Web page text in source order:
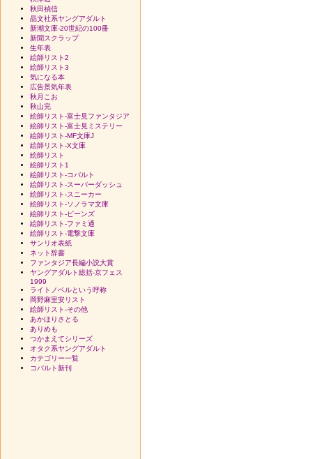
秋田禎信
晶文社系ヤングアダルト
新潮文庫-20世紀の100冊
新聞スクラップ
生年表
絵師リスト2
絵師リスト3
気になる本
広告景気年表
秋月こお
秋山完
絵師リスト-富士見ファンタジア
絵師リスト-富士見ミステリー
絵師リスト-MF文庫J
絵師リスト-X文庫
絵師リスト
絵師リスト1
絵師リスト-コバルト
絵師リスト-スーパーダッシュ
絵師リスト-スニーカー
絵師リスト-ソノラマ文庫
絵師リスト-ビーンズ
絵師リスト-ファミ通
絵師リスト-電撃文庫
サンリオ表紙
ネット辞書
ファンタジア長編小説大賞
ヤングアダルト総括-京フェス
1999
ライトノベルという呼称
岡野麻里安リスト
絵師リスト-その他
あかほりさとる
ありめも
つかまえてシリーズ
オタク系ヤングアダルト
カテゴリー一覧
コバルト新刊